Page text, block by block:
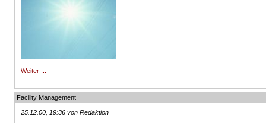
Weiter ...
Facility Management
25.12.00, 19:36 von Redaktion